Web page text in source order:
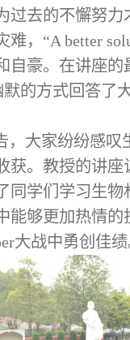
过去的不懈努
，“A better
自豪。在讲座
的方式回答了
，大家纷纷感
获。教授的讲
同学们学习生
能够更加热情
大战中勇创佳